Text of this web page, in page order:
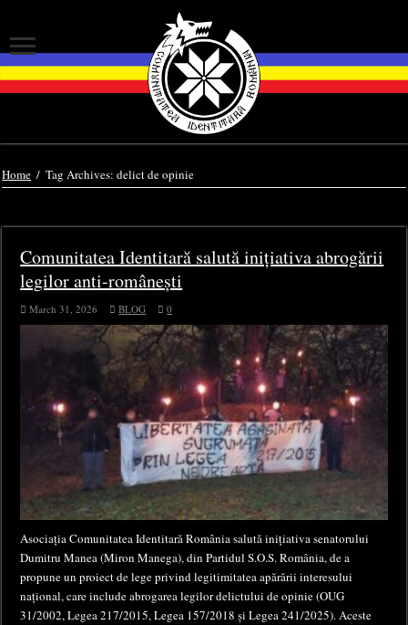
Home / Tag Archives: delict de opinie
Comunitatea Identitară salută inițiativa abrogării
legilor anti-românești
March 31, 2026 BLOG 0
Asociația Comunitatea Identitară România salută inițiativa senatorului
Dumitru Manea (Miron Manega), din Partidul S.O.S. România, de a
propune un proiect de lege privind legitimitatea apărării interesului
național, care include abrogarea legilor delictului de opinie (OUG
31/2002, Legea 217/2015, Legea 157/2018 și Legea 241/2025). Aceste